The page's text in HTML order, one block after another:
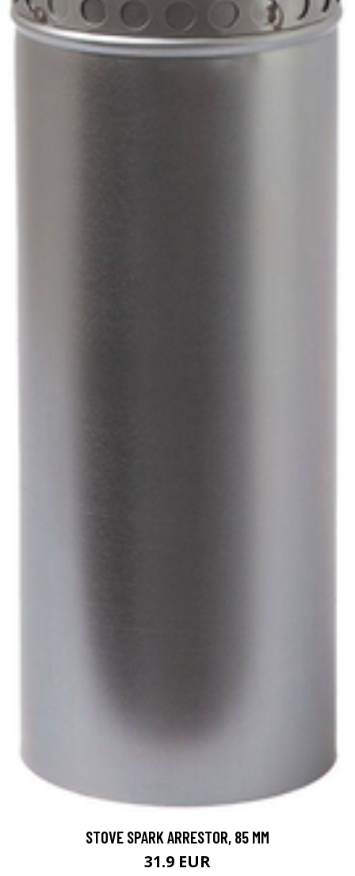
STOVE SPARK ARRESTOR, 85 MM
31.9 EUR